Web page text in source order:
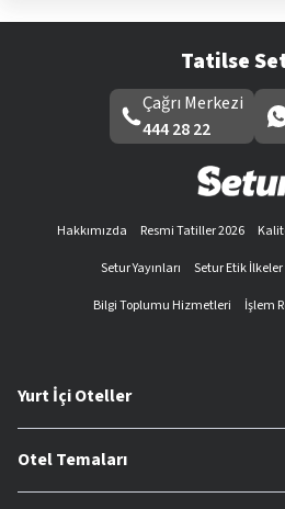
Tatilse
Çağrı Merkezi
444 28 22
Hakkımızda Resmi Tatiller 2026
Setur Yayınları
Setur Etik İlkeler
Bilgi Toplumu Hizmetleri
İşlem
Yurt İçi Oteller
Otel Temaları